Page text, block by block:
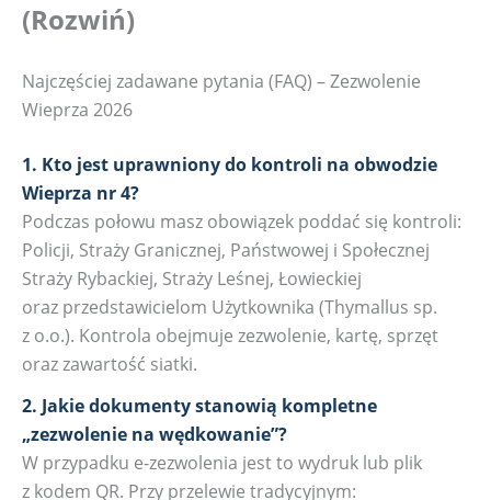
(Rozwiń)
Najczęściej zadawane pytania (FAQ) – Zezwolenie
Wieprza 2026
1. Kto jest uprawniony do kontroli na obwodzie
Wieprza nr 4?
Podczas połowu masz obowiązek poddać się kontroli:
Policji, Straży Granicznej, Państwowej i Społecznej
Straży Rybackiej, Straży Leśnej, Łowieckiej
oraz przedstawicielom Użytkownika (Thymallus sp.
z o.o.). Kontrola obejmuje zezwolenie, kartę, sprzęt
oraz zawartość siatki.
2. Jakie dokumenty stanowią kompletne
„zezwolenie na wędkowanie”?
W przypadku e-zezwolenia jest to wydruk lub plik
z kodem QR. Przy przelewie tradycyjnym: